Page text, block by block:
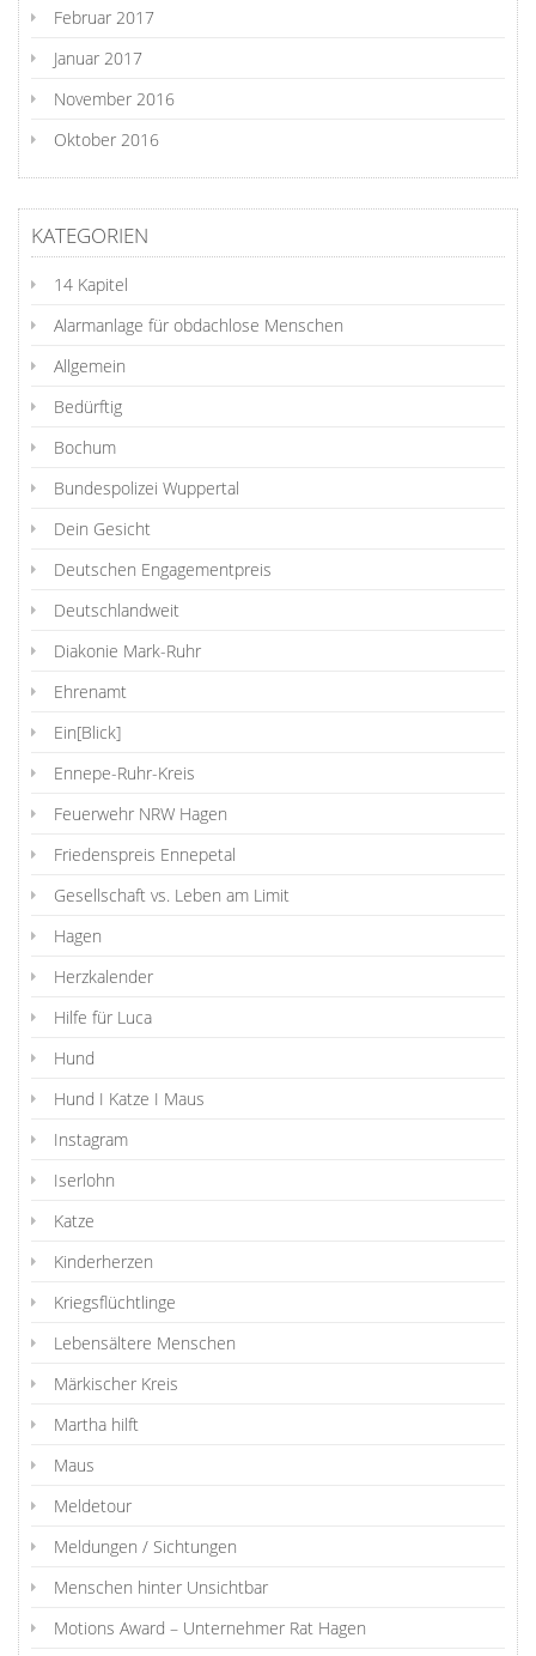
Februar 2017
Januar 2017
November 2016
Oktober 2016
KATEGORIEN
14 Kapitel
Alarmanlage für obdachlose Menschen
Allgemein
Bedürftig
Bochum
Bundespolizei Wuppertal
Dein Gesicht
Deutschen Engagementpreis
Deutschlandweit
Diakonie Mark-Ruhr
Ehrenamt
Ein[Blick]
Ennepe-Ruhr-Kreis
Feuerwehr NRW Hagen
Friedenspreis Ennepetal
Gesellschaft vs. Leben am Limit
Hagen
Herzkalender
Hilfe für Luca
Hund
Hund I Katze I Maus
Instagram
Iserlohn
Katze
Kinderherzen
Kriegsflüchtlinge
Lebensältere Menschen
Märkischer Kreis
Martha hilft
Maus
Meldetour
Meldungen / Sichtungen
Menschen hinter Unsichtbar
Motions Award – Unternehmer Rat Hagen